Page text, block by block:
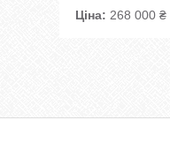
Ціна: 268 000 ₴